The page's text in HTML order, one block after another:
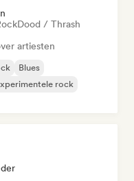
Dood / Thrash
artiesten
Blues
rock